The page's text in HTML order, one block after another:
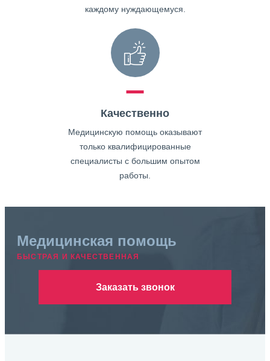
каждому нуждающемуся.
Качественно
Медицинскую помощь оказывают
только квалифицированные
специалисты с большим опытом
работы.
Медицинская помощь
БЫСТРАЯ И КАЧЕСТВЕННАЯ
Заказать звонок